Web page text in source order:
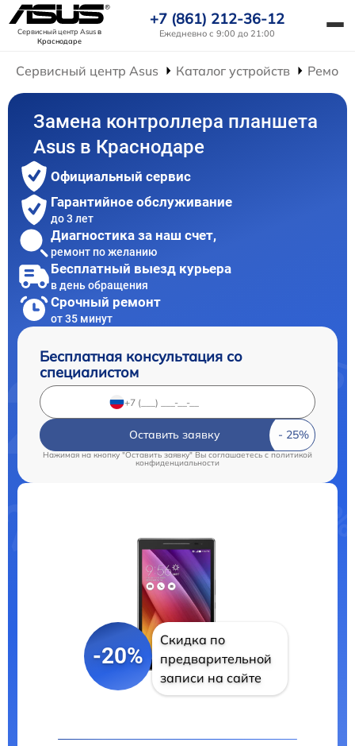
Сервисный центр Asusв
Краснодаре
+7 (861) 212-36-12
Ежедневно с 9:00 до 21:00
Сервисный центр Asus Каталог устройств
Замена контроллера планшета
Asus в Краснодаре
Официальный сервис
Гарантийное обслуживание
до 3 лет
Диагностика за наш счет,
ремонт по желанию
Бесплатный выезд курьера
в день обращения
Срочный ремонт
от 35 минут
Бесплатная консультация со
специалистом
Оставить заявку
Нажимая на кнопку "Оставить заявку" Вы соглашаетесь c политикой
конфиденциальности
-20%
Скидка по
предварительной
записи на сайте